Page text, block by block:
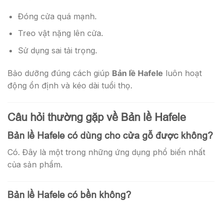
Đóng cửa quá mạnh.
Treo vật nặng lên cửa.
Sử dụng sai tải trọng.
Bảo dưỡng đúng cách giúp Bản lề Hafele luôn hoạt
động ổn định và kéo dài tuổi thọ.
Câu hỏi thường gặp về Bản lề Hafele
Bản lề Hafele có dùng cho cửa gỗ được không?
Có. Đây là một trong những ứng dụng phổ biến nhất
của sản phẩm.
Bản lề Hafele có bền không?